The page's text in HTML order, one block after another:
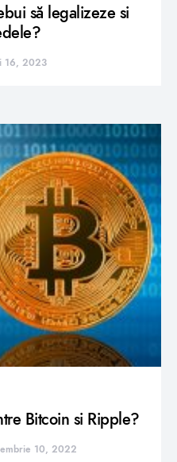
să legalizeze si
16, 2023
Bitcoin si Ripple?
10, 2022